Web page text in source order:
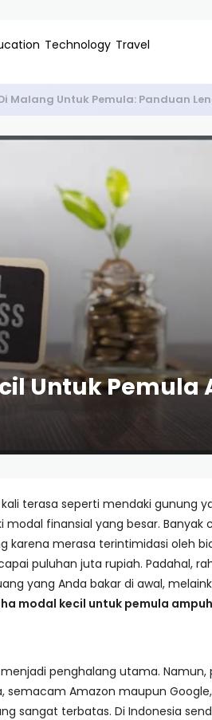
Technology Travel
Malang Untuk Pemula: Panduan
Untuk
terasa seperti mendaki gunung
finansial yang besar. Banyak
karena merasa terintimidasi oleh
puluhan juta rupiah. Padahal,
yang Anda bakar di awal,
modal kecil untuk pemula ampuh
penghalang utama. Namun,
semacam Amazon maupun
sangat terbatas. Di Indonesia